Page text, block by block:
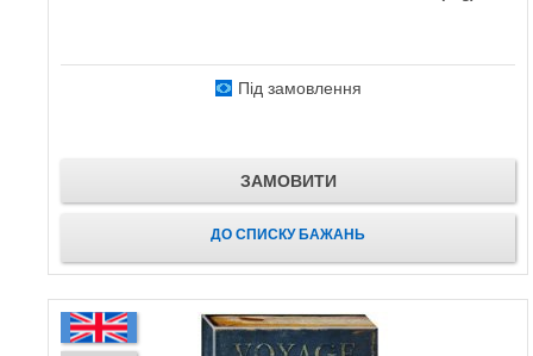
Під замовлення
ЗАМОВИТИ
ДО СПИСКУ БАЖАНЬ